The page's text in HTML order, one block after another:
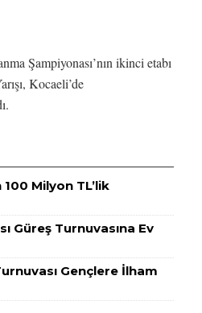
Şampiyonası’nın ikinci etabı
Kocaeli’de
Milyon TL’lik
Güreş Turnuvasına Ev
Gençlere İlham